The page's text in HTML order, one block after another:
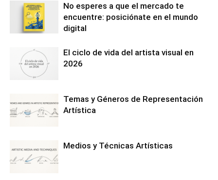
No esperes a que el mercado te
encuentre: posiciónate en el mundo
digital
El ciclo de vida del artista visual en
2026
Temas y Géneros de Representación
Artística
Medios y Técnicas Artísticas